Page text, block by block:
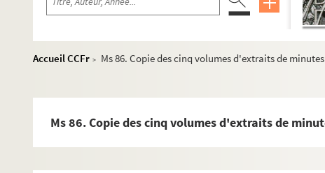
Accueil CCFr >
Ms 86. Copie des cinq volumes d'extraits de
Ms 86. Copie des cinq volumes d'extraits de
Ms 57. Archives du château d'Heilly
Ms 62. Cartulaire de Saint-Laurent-au-Bois